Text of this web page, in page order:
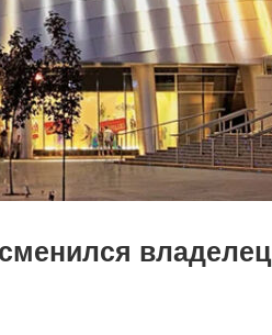
владелец